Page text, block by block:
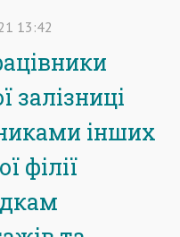
13:42
залізниці
інших
філії